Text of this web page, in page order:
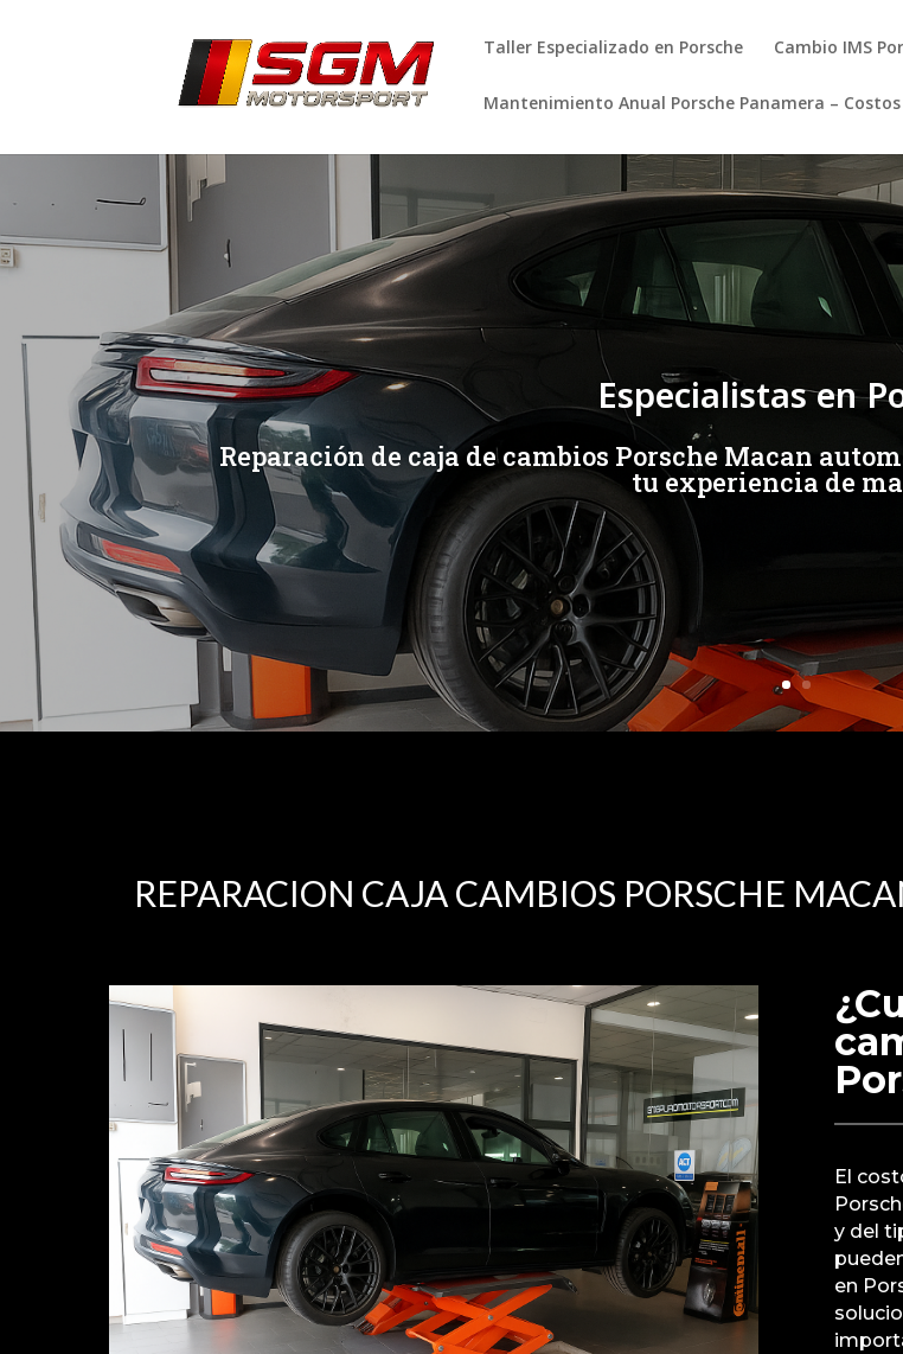
Taller Especializado en Porsche Cambio IMS
Mantenimiento Anual Porsche Panamera – Costos
Especialistas en
Reparación de caja de cambios Porsche Macan
tu experiencia de
[/et_pb_slide]
REPARACION CAJA CAMBIOS PORSCHE
El
y del
en